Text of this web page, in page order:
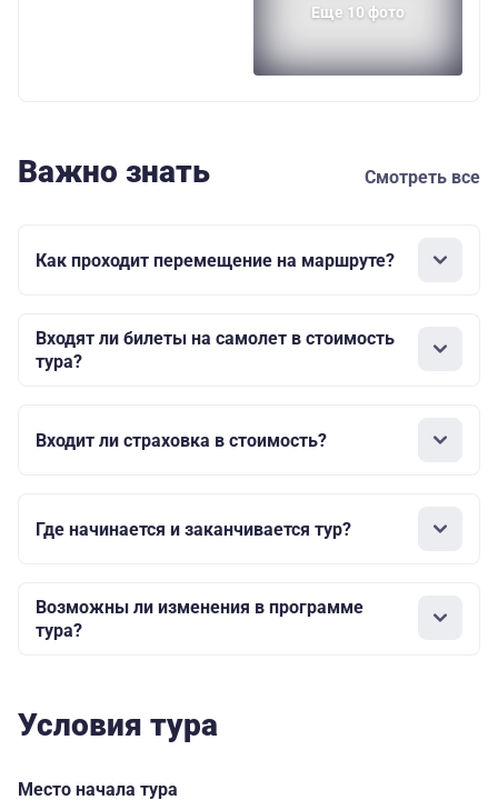
Еще 10 фото
Важно знать Смотреть все
Как проходит перемещение на маршруте?
Входят ли билеты на самолет в стоимость
тура?
Входит ли страховка в стоимость?
Где начинается и заканчивается тур?
Возможны ли изменения в программе
тура?
Условия тура
Место начала тура